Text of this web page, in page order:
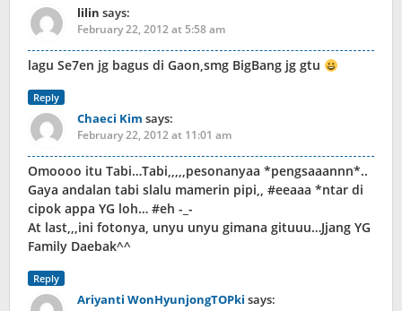
lilin says:
February 22, 2012 at 5:58 am
lagu Se7en jg bagus di Gaon,smg BigBang jg gtu
Reply
Chaeci Kim says:
February 22, 2012 at 11:01 am
Omoooo itu Tabi…Tabi,,,,,pesonanyaa *pengsaaannn*..
Gaya andalan tabi slalu mamerin pipi,, #eeaaa *ntar di
cipok appa YG loh… #eh -_-
At last,,,ini fotonya, unyu unyu gimana gituuu…Jjang YG
Family Daebak^^
Reply
Ariyanti WonHyunjongTOPki says: